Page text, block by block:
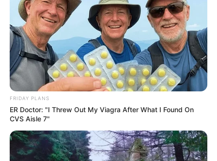
FRIDAY PLANS
ER Doctor: "I Threw Out My Viagra After What I Found On
CVS Aisle 7"